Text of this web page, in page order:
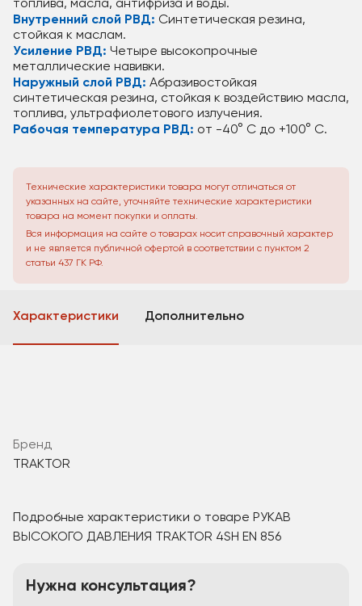
топлива, масла, антифриза и воды.
Внутренний слой РВД: Синтетическая резина,
стойкая к маслам.
Усиление РВД: Четыре высокопрочные
металлические навивки.
Наружный слой РВД: Абразивостойкая
синтетическая резина, стойкая к воздействию масла,
топлива, ультрафиолетового излучения.
Рабочая температура РВД: от -40° C до +100° C.
Технические характеристики товара могут отличаться от
указанных на сайте, уточняйте технические характеристики
товара на момент покупки и оплаты.
Вся информация на сайте о товарах носит справочный характер
и не является публичной офертой в соответствии с пунктом 2
статьи 437 ГК РФ.
Характеристики Дополнительно
Бренд
TRAKTOR
Подробные характеристики о товаре РУКАВ
ВЫСОКОГО ДАВЛЕНИЯ TRAKTOR 4SH EN 856
Нужна консультация?